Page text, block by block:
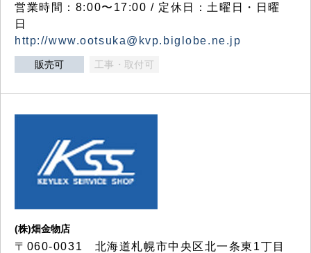
営業時間：8:00〜17:00 / 定休日：土曜日・日曜
日
http://www.ootsuka@kvp.biglobe.ne.jp
販売可 工事・取付可
(株)畑金物店
〒060-0031 北海道札幌市中央区北一条東1丁目